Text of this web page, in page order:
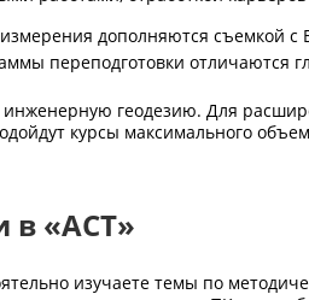
дополняются съемкой с
переподготовки отличаются
геодезию. Для
курсы максимального
в «АСТ»
изучаете темы по